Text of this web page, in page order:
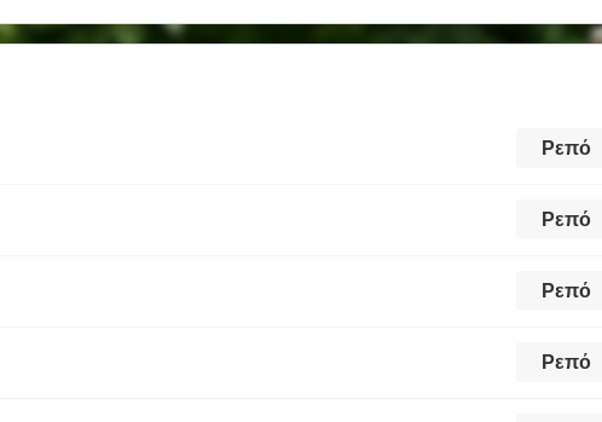
Ρεπό
Ρεπό
Ρεπό
Ρεπό